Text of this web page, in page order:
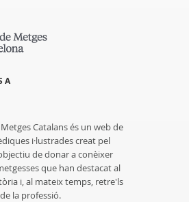
A
Catalans és un web de
i·lustrades creat pel
de donar a conèixer
que han destacat al
i, al mateix temps, retre'ls
la professió.